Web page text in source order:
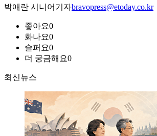
박애란 시니어기자bravopress@etoday.co.kr
좋아요0
화나요0
슬퍼요0
더 궁금해요0
최신뉴스